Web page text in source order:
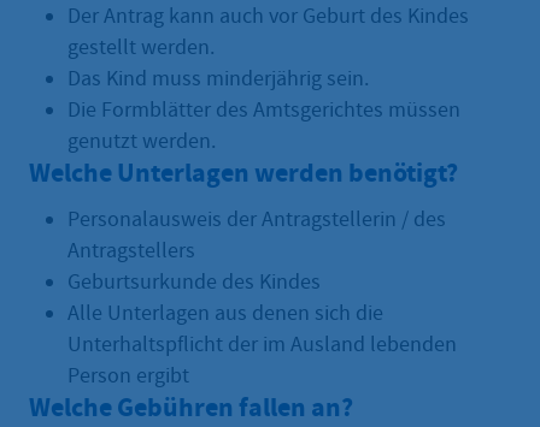
Der Antrag kann auch vor Geburt des Kindes
gestellt werden.
Das Kind muss minderjährig sein.
Die Formblätter des Amtsgerichtes müssen
genutzt werden.
Welche Unterlagen werden benötigt?
Personalausweis der Antragstellerin / des
Antragstellers
Geburtsurkunde des Kindes
Alle Unterlagen aus denen sich die
Unterhaltspflicht der im Ausland lebenden
Person ergibt
Welche Gebühren fallen an?